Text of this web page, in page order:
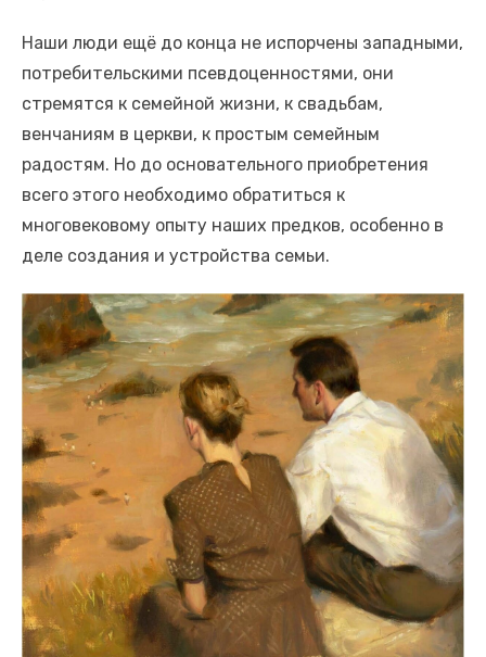
Наши люди ещё до конца не испорчены западными,
потребительскими псевдоценностями, они
стремятся к семейной жизни, к свадьбам,
венчаниям в церкви, к простым семейным
радостям. Но до основательного приобретения
всего этого необходимо обратиться к
многовековому опыту наших предков, особенно в
деле создания и устройства семьи.